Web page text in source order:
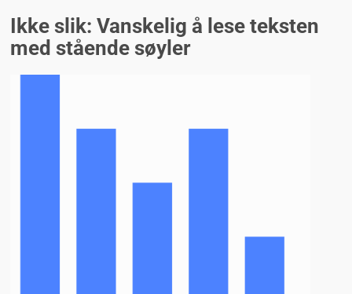
Ikke slik: Vanskelig å lese teksten
med stående søyler